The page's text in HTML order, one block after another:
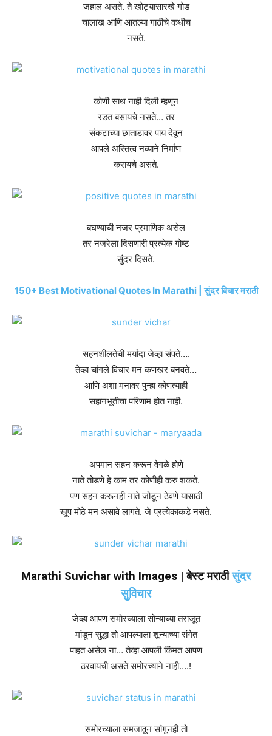
जहाल असते. ते खोट्यासारखे गोड
चालाख आणि आतल्या गाठीचे कधीच
नसते.
कोणी साथ नाही दिली म्हणून
रडत बसायचे नसते… तर
संकटाच्या छाताडावर पाय देवून
आपले अस्तित्व नव्याने निर्माण
करायचे असते.
बघण्याची नजर प्रमाणिक असेल
तर नजरेला दिसणारी प्रत्येक गोष्ट
सुंदर दिसते.
150+ Best Motivational Quotes In Marathi | सुंदर विचार मराठी
सहनशीलतेची मर्यादा जेव्हा संपते….
तेव्हा चांगले विचार मन कणखर बनवते…
आणि अशा मनावर पुन्हा कोणत्याही
सहानभूतीचा परिणाम होत नाही.
अपमान सहन करून वेगळे होणे
नाते तोडणे हे काम तर कोणीही करु शकते.
पण सहन करूनही नाते जोडून ठेवणे यासाठी
खूप मोठे मन असावे लागते. जे प्रत्येकाकडे नसते.
Marathi Suvichar with Images | बेस्ट मराठीसुंदर
सुविचार
जेव्हा आपण समोरच्याला सोन्याच्या तराजूत
मांडून सुद्धा तो आपल्याला शून्याच्या रांगेत
पाहत असेल ना… तेव्हा आपली किंमत आपण
ठरवायची असते समोरच्याने नाही….!
समोरच्याला समजावून सांगूनही तो